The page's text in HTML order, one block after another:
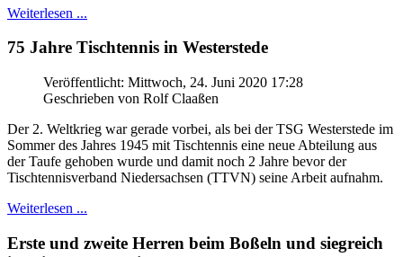
Weiterlesen ...
75 Jahre Tischtennis in Westerstede
Veröffentlicht: Mittwoch, 24. Juni 2020 17:28
Geschrieben von Rolf Claaßen
Der 2. Weltkrieg war gerade vorbei, als bei der TSG Westerstede im
Sommer des Jahres 1945 mit Tischtennis eine neue Abteilung aus
der Taufe gehoben wurde und damit noch 2 Jahre bevor der
Tischtennisverband Niedersachsen (TTVN) seine Arbeit aufnahm.
Weiterlesen ...
Erste und zweite Herren beim Boßeln und siegreich